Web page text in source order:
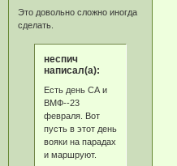
Это довольно сложно иногда
сделать.
неспич
написал(а):
Есть день СА и
ВМФ--23
февраля. Вот
пусть в этот день
вояки на парадах
и маршруют.